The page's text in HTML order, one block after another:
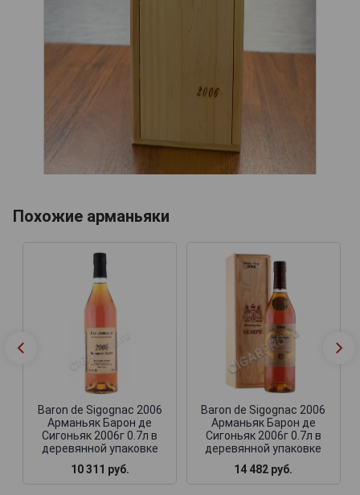
Похожие арманьяки
Baron de Sigognac 2006
Арманьяк Барон де
Сигоньяк 2006г 0.7л в
деревянной упаковке
10 311 руб.
Baron de Sigognac 2006
Арманьяк Барон де
Сигоньяк 2006г 0.7л в
деревянной упаковке
14 482 руб.